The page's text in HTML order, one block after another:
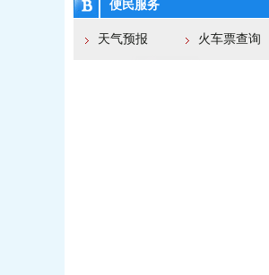
便民服务
天气预报 火车票查询